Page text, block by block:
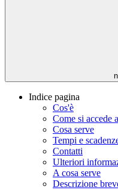
Indice pagina
Cos'è
Come si accede
Cosa serve
Tempi e
Contatti
Ulteriori
A cosa serve
Descrizione